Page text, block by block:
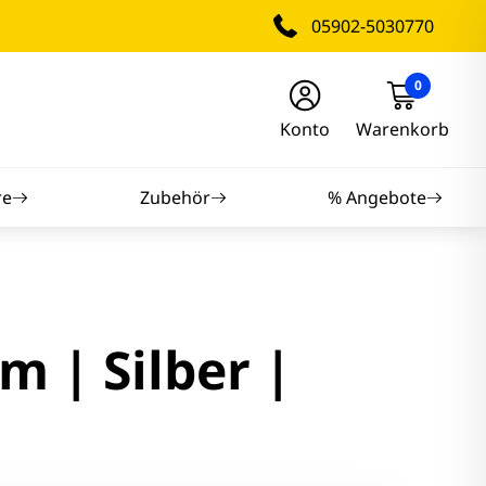
05902-5030770
Konto
0
Warenkorb
Zubehör % Angebote
| Silber |